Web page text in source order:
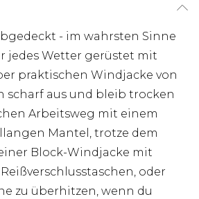
- im wahrsten Sinne
jedes Wetter gerüstet mit
praktischen Windjacke von
scharf aus und bleib trocken
Arbeitsweg mit einem
Mantel, trotze dem
Block-Windjacke mit
oder
zu überhitzen, wenn du